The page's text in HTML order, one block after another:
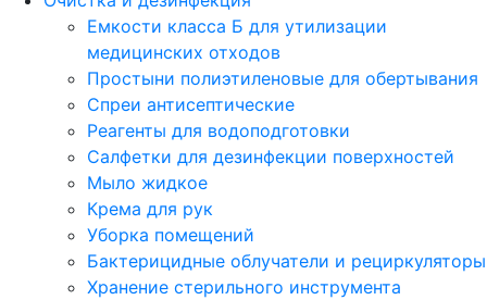
Емкости класса Б для утилизации
медицинских отходов
Простыни полиэтиленовые для обертывания
Спреи антисептические
Реагенты для водоподготовки
Салфетки для дезинфекции поверхностей
Мыло жидкое
Крема для рук
Уборка помещений
Бактерицидные облучатели и рециркуляторы
Хранение стерильного инструмента